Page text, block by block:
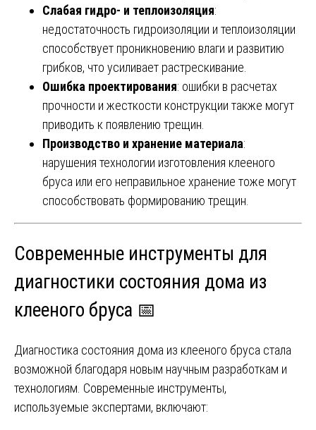
Слабая гидро- и теплоизоляция:
недостаточность гидроизоляции и теплоизоляции
способствует проникновению влаги и развитию
грибков, что усиливает растрескивание.
Ошибка проектирования: ошибки в расчетах
прочности и жесткости конструкции также могут
приводить к появлению трещин.
Производство и хранение материала:
нарушения технологии изготовления клееного
бруса или его неправильное хранение тоже могут
способствовать формированию трещин.
Современные инструменты для
диагностики состояния дома из
клееного бруса 📅
Диагностика состояния дома из клееного бруса стала
возможной благодаря новым научным разработкам и
технологиям. Современные инструменты,
используемые экспертами, включают: